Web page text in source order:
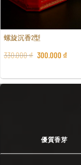
螺旋沉香2型
330.000₫ 300.000 ₫
優質香芽